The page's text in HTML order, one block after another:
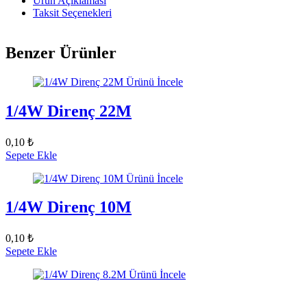
Taksit Seçenekleri
Benzer Ürünler
Ürünü İncele
1/4W Direnç 22M
0,10 ₺
Sepete Ekle
Ürünü İncele
1/4W Direnç 10M
0,10 ₺
Sepete Ekle
Ürünü İncele